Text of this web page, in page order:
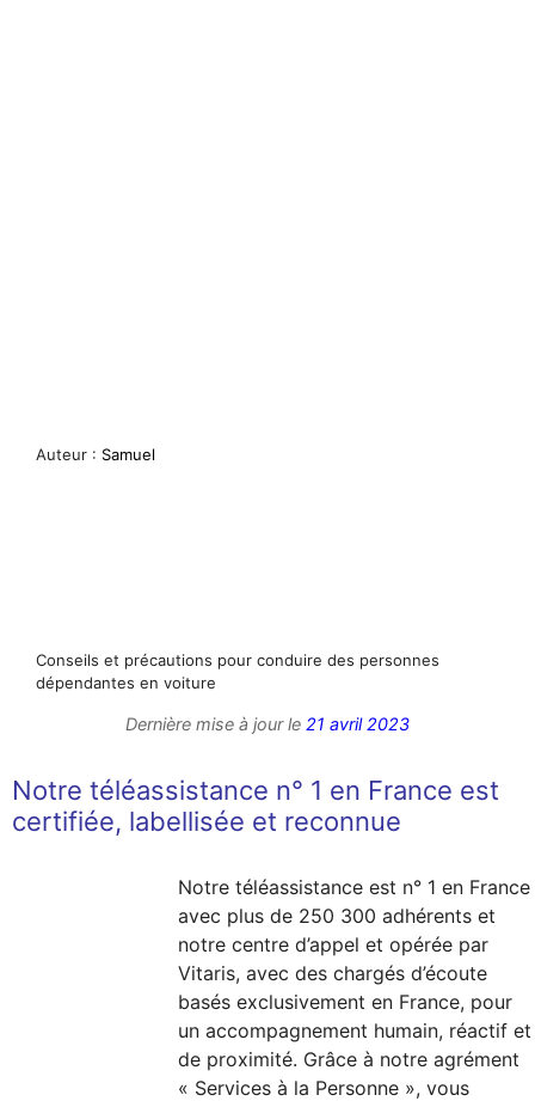
Auteur : Samuel
Conseils et précautions pour conduire des personnes
dépendantes en voiture
Dernière mise à jour le 21 avril 2023
Notre téléassistance n° 1 en France est
certifiée, labellisée et reconnue
Notre téléassistance est n° 1 en France
avec plus de 250 300 adhérents et
notre centre d’appel et opérée par
Vitaris, avec des chargés d’écoute
basés exclusivement en France, pour
un accompagnement humain, réactif et
de proximité. Grâce à notre agrément
« Services à la Personne », vous